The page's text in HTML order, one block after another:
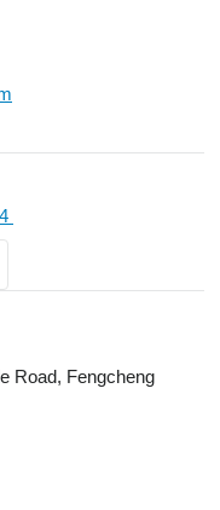
Road, Fengcheng